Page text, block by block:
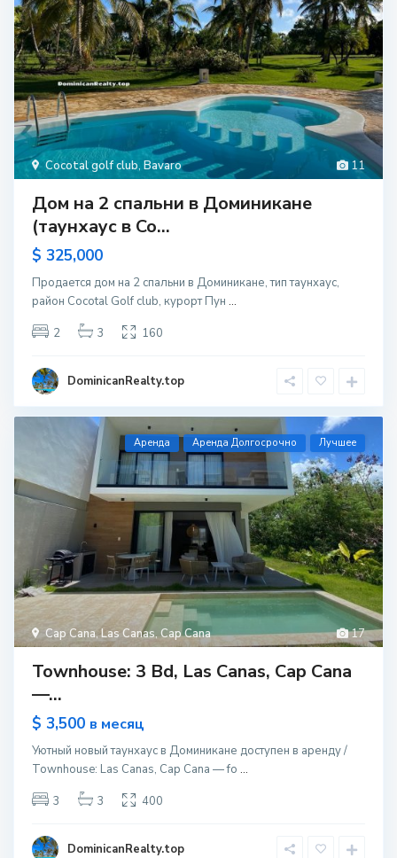
11
Cocotal golf club, Bavaro
Дом на 2 спальни в Доминикане
(таунхаус в Co...
$ 325,000
Продается дом на 2 спальни в Доминикане, тип таунхаус,
район Cocotal Golf club, курорт Пун ...
2
3 160
DominicanRealty.top
17
Cap Cana,Las Canas, Cap Cana
Aренда Аренда Долгосрочно Лучшее
Townhouse: 3 Bd, Las Canas, Cap Cana
—...
$ 3,500 в месяц
Уютный новый таунхаус в Доминикане доступен в аренду /
Townhouse: Las Canas, Cap Cana — fo ...
3
3 400
DominicanRealty.top